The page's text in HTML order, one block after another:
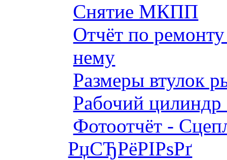
Снятие МКПП
Отчёт по
нему
Размеры втулок
Рабочий цилиндр
Фотоотчёт -
РџСЂРёРІРѕРґ